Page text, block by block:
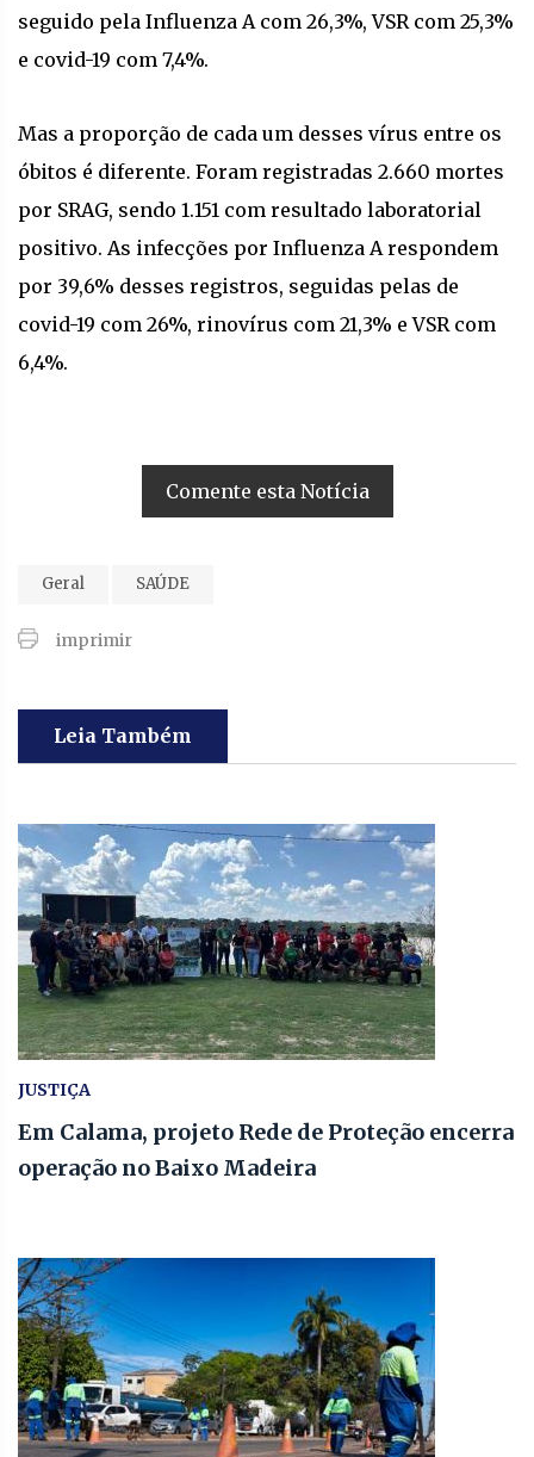
seguido pela Influenza A com 26,3%, VSR com 25,3%
e covid-19 com 7,4%.
Mas a proporção de cada um desses vírus entre os
óbitos é diferente. Foram registradas 2.660 mortes
por SRAG, sendo 1.151 com resultado laboratorial
positivo. As infecções por Influenza A respondem
por 39,6% desses registros, seguidas pelas de
covid-19 com 26%, rinovírus com 21,3% e VSR com
6,4%.
Comente esta Notícia
Geral SAÚDE
imprimir
Leia Também
JUSTIÇA
Em Calama, projeto Rede de Proteção encerra
operação no Baixo Madeira